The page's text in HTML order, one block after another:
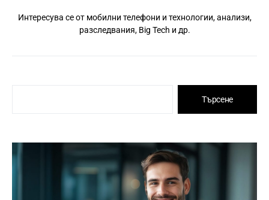
Интересува се от мобилни телефони и технологии, анализи,
разследвания, Big Tech и др.
Търсене